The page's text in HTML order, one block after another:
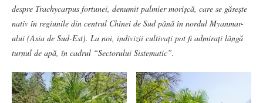
despre Trachycarpus fortunei, denumit palmier morișcă, care se găsește
nativ în regiunile din centrul Chinei de Sud până în nordul Myanmar-
ului (Asia de Sud-Est). La noi, indivizii cultivați pot fi admirați lângă
turnul de apă, în cadrul “Sectorului Sistematic”.